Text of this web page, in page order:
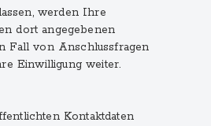
werden Ihre
dort angegebenen
Fall von Anschlussfragen
Einwilligung weiter.
Kontaktdaten